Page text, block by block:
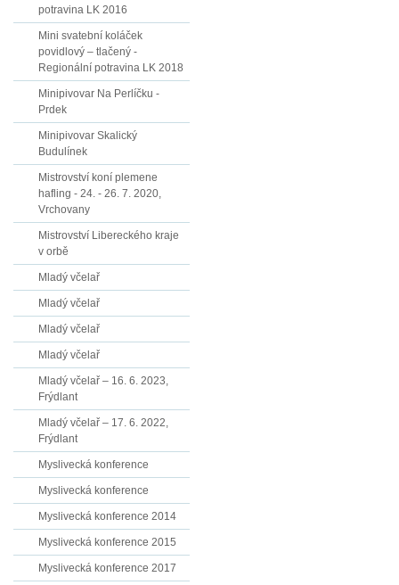
potravina LK 2016
Mini svatební koláček
povidlový – tlačený -
Regionální potravina LK 2018
Minipivovar Na Perlíčku -
Prdek
Minipivovar Skalický
Budulínek
Mistrovství koní plemene
hafling - 24. - 26. 7. 2020,
Vrchovany
Mistrovství Libereckého kraje
v orbě
Mladý včelař
Mladý včelař
Mladý včelař
Mladý včelař
Mladý včelař – 16. 6. 2023,
Frýdlant
Mladý včelař – 17. 6. 2022,
Frýdlant
Myslivecká konference
Myslivecká konference
Myslivecká konference 2014
Myslivecká konference 2015
Myslivecká konference 2017